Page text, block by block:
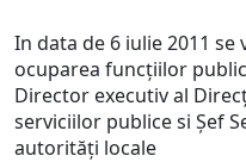
In data de 6 iulie 2011
ocuparea funcţiilor
Director executiv al
serviciilor publice si Şef
autorităţi locale